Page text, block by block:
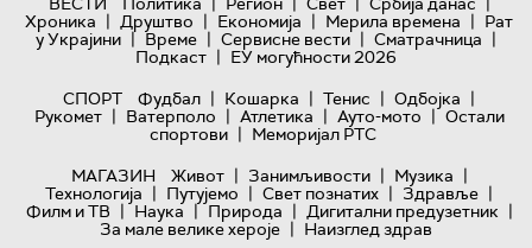
Хроника | Друштво | Економија | Мерила времена | Рат
у Украјини | Време | Сервисне вести | Сматрачница |
Подкаст | ЕУ могућности 2026
СПОРТ
Фудбал | Кошарка | Тенис | Одбојка |
Рукомет | Ватерполо | Атлетика | Ауто-мото | Остали
спортови | Меморијал РТС
МАГАЗИН
Живот | Занимљивости | Музика |
Технологијa | Путујемо | Свет познатих | Здравље |
Филм и ТВ | Наука | Природа | Дигитални предузетник |
За мале велике хероје | Наизглед здрав